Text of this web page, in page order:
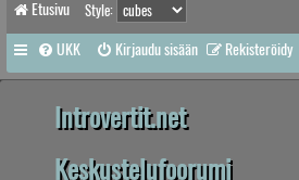
Etusivu Style:
UKK Kirjaudu sisään Rekisteröidy
Introvertit.net
Keskustelufoorumi